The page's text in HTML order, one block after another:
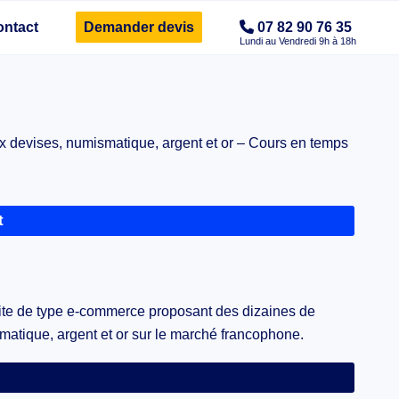
Demander devis 07 82 90 76 35
devises, numismatique, argent et or – Cours en temps
de type e-commerce proposant des dizaines de
argent et or sur le marché francophone.